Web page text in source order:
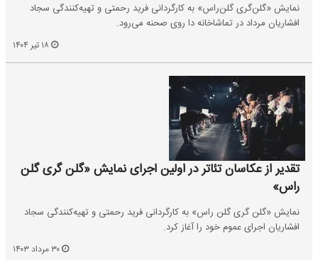
نمایش «گلن‌گری گلن‌راس» به کارگردانی فرید رحمتی و تهیه‌کنندگی سجاد
افشاریان مرداد در تماشاخانه دا روی صحنه می‌رود.
تقدیر از عکاسان تئاتر در اولین اجرای نمایش «گلن گری گلن
راس»
نمایش «گلن گری گلن راس» به کارگردانی فرید رحمتی و تهیه‌کنندگی سجاد
افشاریان اجرای عموم خود را آغاز کرد.